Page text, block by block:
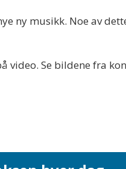
ny musikk. Noe av
video. Se bildene fra